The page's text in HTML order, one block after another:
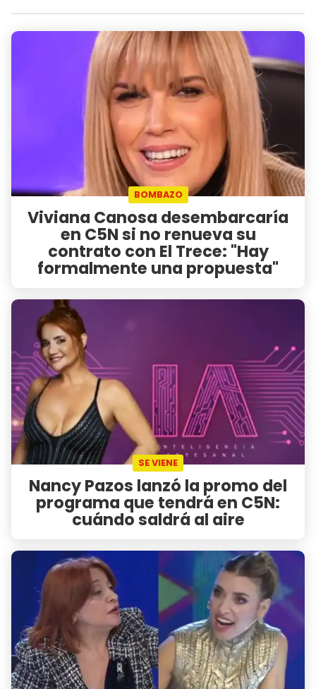
BOMBAZO
Viviana Canosa desembarcaría
en C5N si no renueva su
contrato con El Trece: "Hay
formalmente una propuesta"
SE VIENE
Nancy Pazos lanzó la promo del
programa que tendrá en C5N:
cuándo saldrá al aire